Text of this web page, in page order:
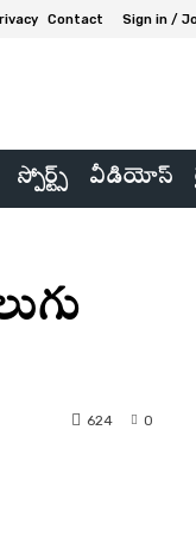
Contact Sign in /
స్పోర్ట్స్ వీడియోస్
0
624